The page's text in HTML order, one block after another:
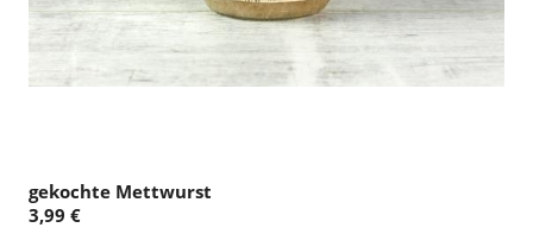
gekochte Mettwurst
3,99 €